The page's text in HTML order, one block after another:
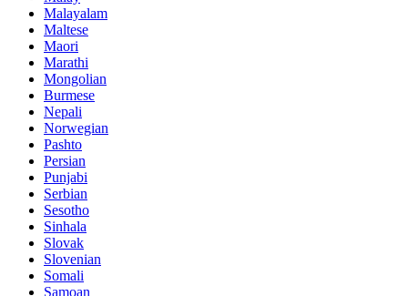
Malayalam
Maltese
Maori
Marathi
Mongolian
Burmese
Nepali
Norwegian
Pashto
Persian
Punjabi
Serbian
Sesotho
Sinhala
Slovak
Slovenian
Somali
Samoan